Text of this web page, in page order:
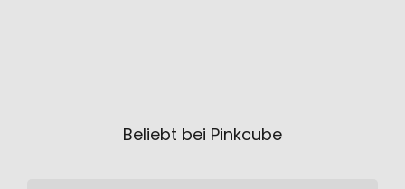
Beliebt bei Pinkcube